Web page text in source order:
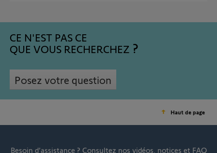
CE N'EST PAS CE
QUE VOUS RECHERCHEZ
Posez votre question
Haut de page
Besoin d’assistance ? Consultez nos vidéos, notices et FAQ